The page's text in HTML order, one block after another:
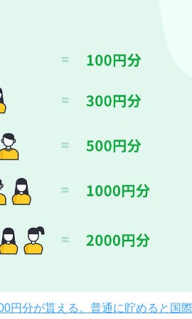
円分が貰える。普通に貯めると国際